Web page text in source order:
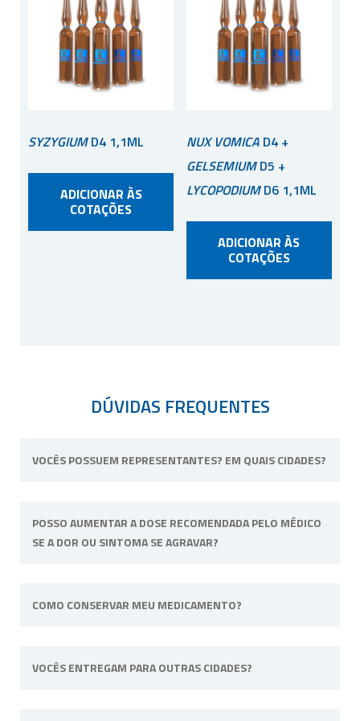
SYZYGIUMD4 1,1ML
ADICIONAR ÀS
COTAÇÕES
NUX VOMICAD4 +
GELSEMIUMD5 +
LYCOPODIUMD6 1,1ML
ADICIONAR ÀS
COTAÇÕES
DÚVIDAS FREQUENTES
VOCÊS POSSUEM REPRESENTANTES? EM QUAIS CIDADES?
unidade física fica situada em Ribeirão Preto,
interior de São Paulo.
POSSO AUMENTAR A DOSE RECOMENDADA PELO MÉDICO
SE A DOR OU SINTOMA SE AGRAVAR?
acompanha para alterar a dose ou posologia
COMO CONSERVAR MEU MEDICAMENTO?
a fórmula tiver uma necessidade específica irá
VOCÊS ENTREGAM PARA OUTRAS CIDADES?